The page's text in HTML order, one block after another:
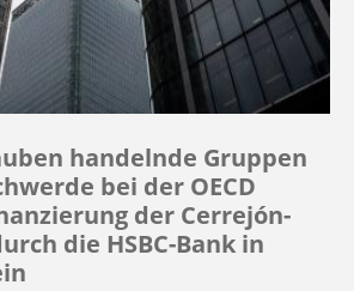
handelnde Gruppen
bei der OECD
der Cerrejón-
die HSBC-Bank in